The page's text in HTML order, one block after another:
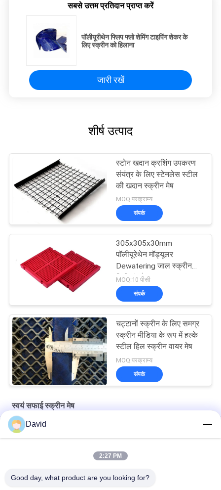
सबसे उत्तम प्रतिदान प्राप्त करें
पॉलीयूरीथेन फ्लिप फ्लो शेमिंग टाइपिंग शेकर के
लिए स्क्रीन को हिलाना
जारी रखें
शीर्ष उत्पाद
स्टोन खदान क्रशिंग उपकरण
संयंत्र के लिए स्टेनलेस स्टील
की खदान स्क्रीन मेष
MOQ:परक्राम्य
संपर्क
305x305x30mm
पॉलीयूरेथेन मॉड्यूलर
Dewatering जाल स्क्रीन
फिक्सिंग के साथ पु ब्लाट
MOQ:10 पीसी
संपर्क
चट्टानों स्क्रीन के लिए समग्र
स्क्रीन मीडिया के रूप में हल्के
स्टील हिल स्क्रीन वायर मेष
MOQ:परक्राम्य
संपर्क
स्वयं सफाई स्क्रीन मेष
शेकल बजरी खनन सिलिका रेत धोने के लिए कंपन स्क्रीन
David
2:27 PM
Good day, what product are you looking for?